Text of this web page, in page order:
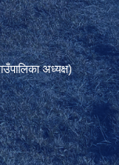
अध्यक्ष)